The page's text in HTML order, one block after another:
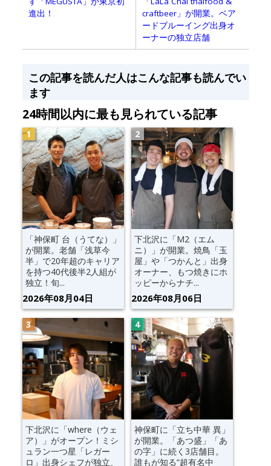
進出！
craftbeer」が開業。ベア
ードブルーイング出身オ
ーナーの独立店舗
この記事を読んだ人はこんな記事も読んでい
ます
24時間以内に最も見られている記事
「神保町 台（うてな）」
が開業。老舗「浅草今
半」で20年超のキャリア
を持つ40代後半2人組が
独立！旬...
2026年08月04日
下北沢に「M2（エム
ニ）」が開業。焼鳥「玉
屋」や「つかんと」出身
オーナー、もつ焼きにホ
ッピーからナチ...
2026年08月06日
下北沢に「where（ウェ
ア）」がオープン！ミシ
ュラン一つ星「レガー
ロ」出身シェフが独立、
神保町に「立ち中華 異」
が開業。「あつ盛」「あ
の字」に続く3店舗目。
誰もが知る“超有名中